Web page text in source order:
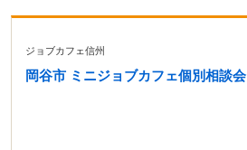
ジョブカフェ信州
岡谷市 ミニジョブカフェ個別相談会